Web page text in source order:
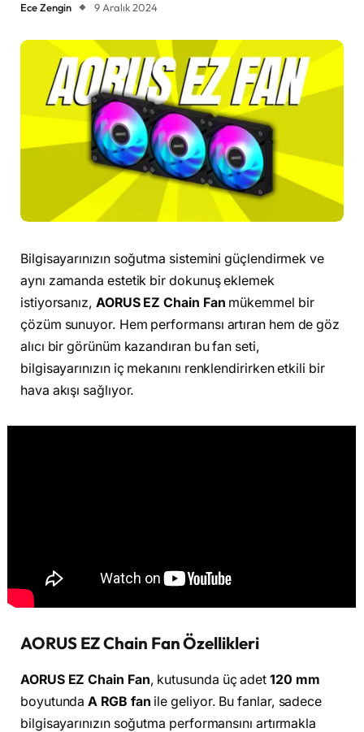
Ece Zengin 9 Aralık 2024
Bilgisayarınızın soğutma sistemini güçlendirmek ve
aynı zamanda estetik bir dokunuş eklemek
istiyorsanız, AORUS EZ Chain Fan mükemmel bir
çözüm sunuyor. Hem performansı artıran hem de göz
alıcı bir görünüm kazandıran bu fan seti,
bilgisayarınızın iç mekanını renklendirirken etkili bir
hava akışı sağlıyor.
AORUS EZ Chain Fan Özellikleri
AORUS EZ Chain Fan, kutusunda üç adet 120 mm
boyutundaA RGB fan ile geliyor. Bu fanlar, sadece
bilgisayarınızın soğutma performansını artırmakla